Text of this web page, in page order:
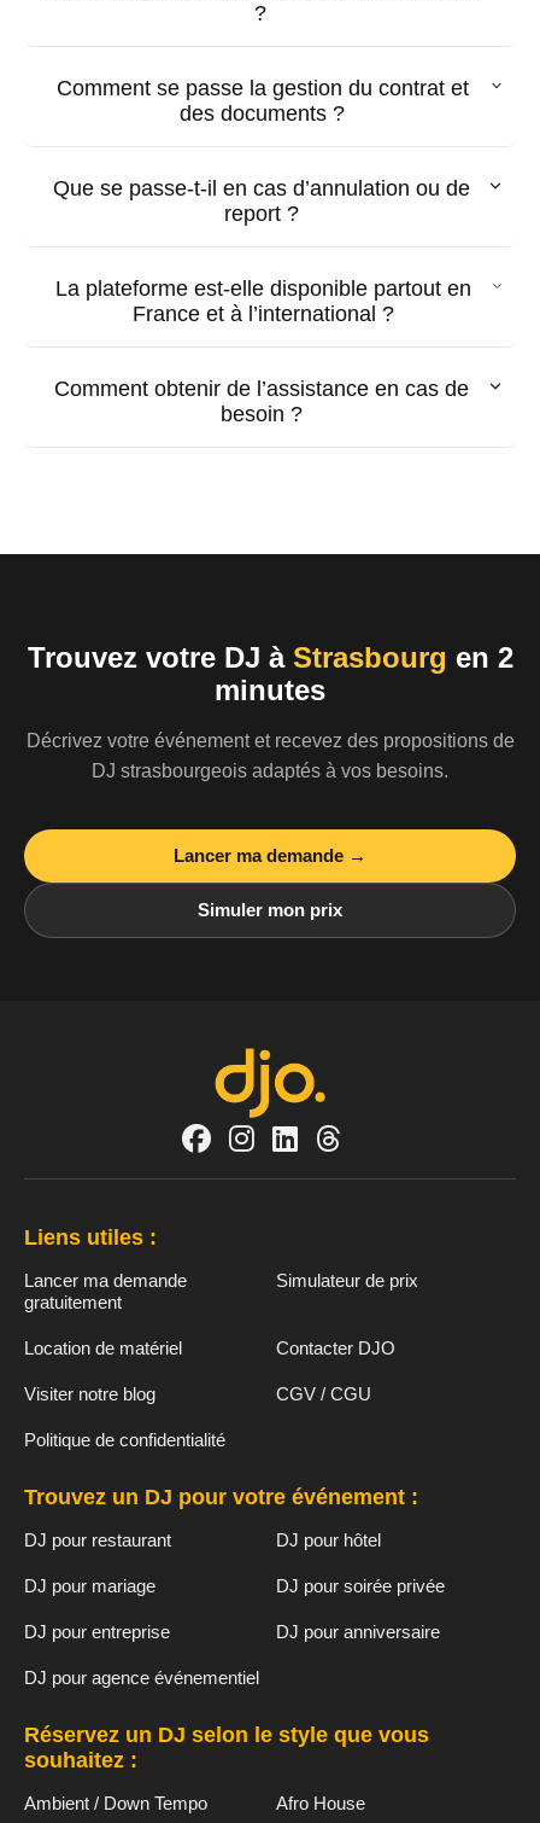
?
Comment se passe la gestion du contrat et
des documents ?
Que se passe-t-il en cas d’annulation ou de
report ?
La plateforme est-elle disponible partout en
France et à l’international ?
Comment obtenir de l’assistance en cas de
besoin ?
Trouvez votre DJ à Strasbourg en 2
minutes
Décrivez votre événement et recevez des propositions de
DJ strasbourgeois adaptés à vos besoins.
Lancer ma demande →
Simuler mon prix
Liens utiles :
Lancer ma demande
gratuitement
Simulateur de prix
Location de matériel Contacter DJO
Visiter notre blog CGV / CGU
Politique de confidentialité
Trouvez un DJ pour votre événement :
DJ pour restaurant DJ pour hôtel
DJ pour mariage DJ pour soirée privée
DJ pour entreprise DJ pour anniversaire
DJ pour agence événementiel
Réservez un DJ selon le style que vous
souhaitez :
Ambient / Down Tempo Afro House